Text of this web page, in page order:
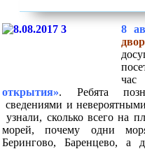
8
открытия». Ребята
сведениями и
узнали, сколько всего на
морей, почему одни
Берингово, Баренцево, а